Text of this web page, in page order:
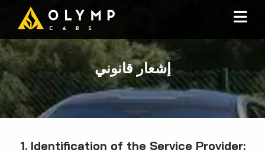
إشعار قانوني
1. Identification of the Service Provider: